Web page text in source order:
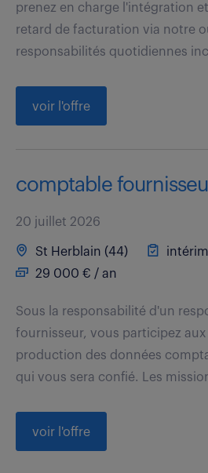
prenez en charge l'intégration
retard de facturation via notre
responsabilités quotidiennes
voir l'offre
comptable
20 juillet 2026
St Herblain (44) intérim
29 000 € / an
Sous la responsabilité d'un
fournisseur, vous participez
production des données
qui vous sera confié. Les
voir l'offre